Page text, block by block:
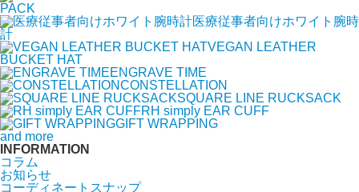
PACK
医療従事者向けホワイト腕時
計
VEGAN LEATHER
BUCKET HAT
ENGRAVE TIME
CONSTELLATION
SQUARE LINE RUCKSACK
RH simply EAR CUFF
GIFT WRAPPING
and more
INFORMATION
コラム
お知らせ
コーディネートスナップ